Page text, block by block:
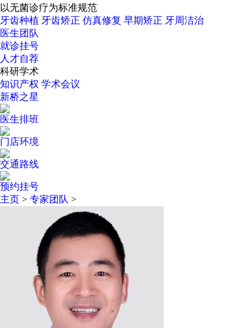
以无菌诊疗为标准规范
牙齿种植 牙齿矫正 仿真修复 早期矫正 牙周洁治
医生团队
就诊挂号
人才自荐
科研学术
知识产权 学术会议
新桥之星
医生排班
门店环境
交通路线
预约挂号
主页 > 专家团队 >